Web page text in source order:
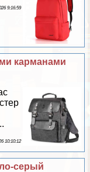
9:16:59
карманами
10:10:12
серый